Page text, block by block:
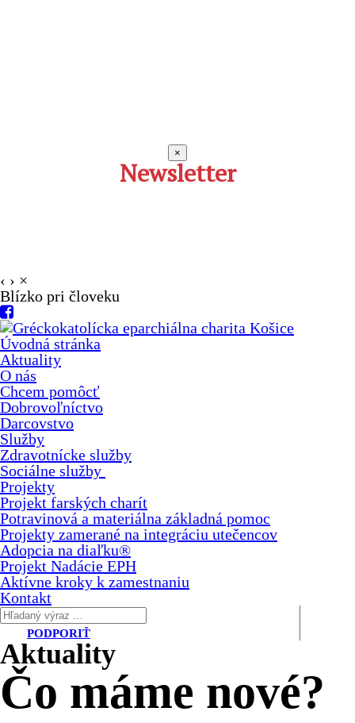
×
Newsletter
‹ › ×
Blízko pri človeku
Úvodná stránka
Aktuality
O nás
Chcem pomôcť
Dobrovoľníctvo
Darcovstvo
Služby
Zdravotnícke služby
Sociálne služby
Projekty
Projekt farských charít
Potravinová a materiálna základná pomoc
Projekty zamerané na integráciu utečencov
Adopcia na diaľku®
Projekt Nadácie EPH
Aktívne kroky k zamestnaniu
Kontakt
PODPORIŤ
Aktuality
Čo máme nové?